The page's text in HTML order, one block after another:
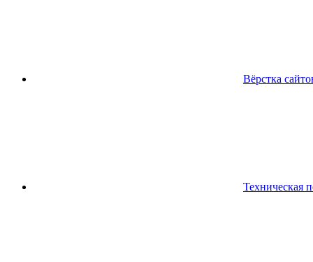
Вёрстка
Техническая